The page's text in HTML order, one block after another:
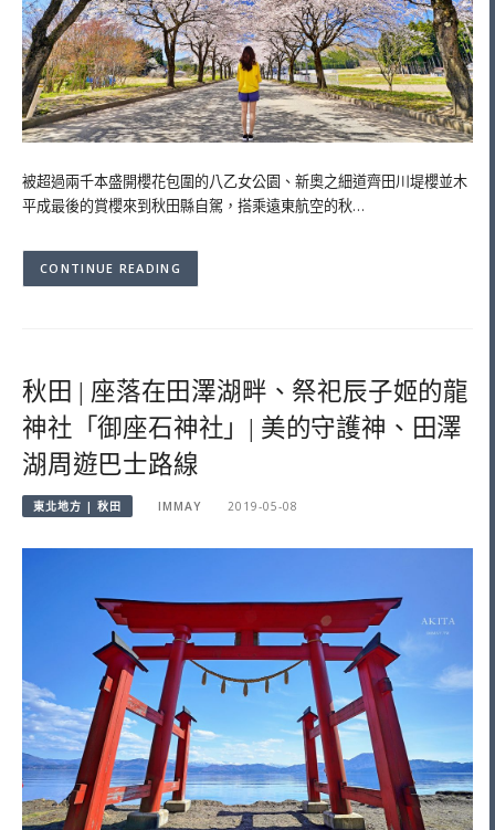
被超過兩千本盛開櫻花包圍的八乙女公園、新奧之細道齊田川堤櫻並木
平成最後的賞櫻來到秋田縣自駕，搭乘遠東航空的秋…
CONTINUE READING
秋田 | 座落在田澤湖畔、祭祀辰子姬的龍
神社「御座石神社」| 美的守護神、田澤
湖周遊巴士路線
東北地方 | 秋田 IMMAY 2019-05-08